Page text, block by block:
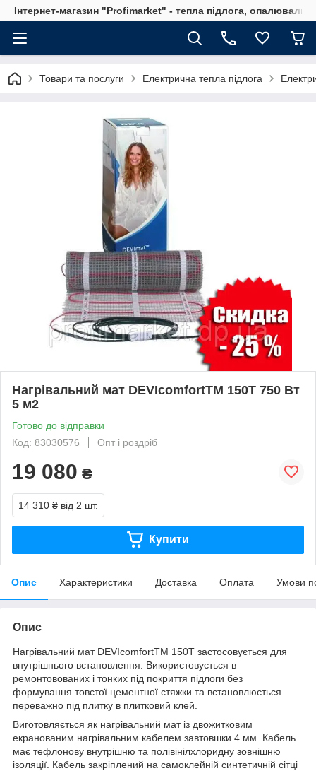
Інтернет-магазин "Profimarket" - тепла підлога,
Товари та послуги Електрична тепла підлога
Нагрівальний мат DEVIcomfortTM 150T 750 Вт
5 м2
Готово до відправки
Код: 83030576
Опт і роздріб
19 080 ₴
14 310 ₴ від 2 шт.
Купити
Опис Характеристики Доставка Оплата Умови
Опис
Нагрівальний мат DEVIcomfortTM 150T застосовується для
внутрішнього встановлення. Використовується в
ремонтовованих і тонких під покриття підлоги без
формування товстої цементної стяжки та встановлюється
переважно під плитку в плитковий клей.
Виготовляється як нагрівальний мат із двожитковим
екранованим нагрівальним кабелем завтовшки 4 мм. Кабель
має тефлонову внутрішню та полівінілхлоридну зовнішню
ізоляції. Кабель закріплений на самоклейній синтетичній сітці